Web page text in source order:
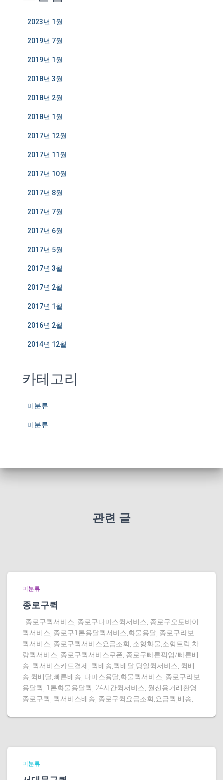
2023년 1월
2019년 7월
2019년 1월
2018년 3월
2018년 2월
2018년 1월
2017년 12월
2017년 11월
2017년 10월
2017년 8월
2017년 7월
2017년 6월
2017년 5월
2017년 3월
2017년 2월
2017년 1월
2016년 2월
2014년 12월
카테고리
미분류
미분류
관련 글
미분류
종로구퀵
종로구퀵서비스, 종로구다마스퀵서비스, 종로구오토바이
퀵서비스, 종로구1톤용달퀵서비스,화물용달, 종로구라보
퀵서비스, 종로구퀵서비스요금조회, 소형화물,소형트럭,차
량퀵서비스, 종로구퀵서비스쿠폰, 종로구빠른픽업/빠른배
송, 퀵서비스카드결제, 퀵배송,퀵배달,당일퀵서비스, 퀵배
송,퀵배달,빠른배송, 다마스용달,화물퀵서비스, 종로구라보
용달퀵, 1톤화물용달퀵, 24시간퀵서비스, 월신용거래환영
종로구퀵, 퀵서비스배송, 종로구퀵요금조회,요금퀵,배송,
미분류